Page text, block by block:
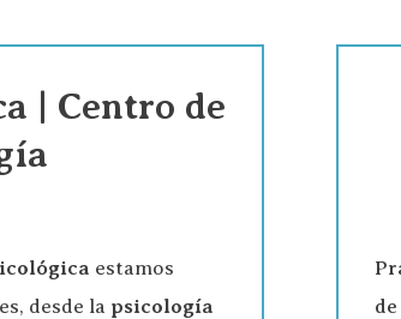
| Centro de
estamos
desde la psicología